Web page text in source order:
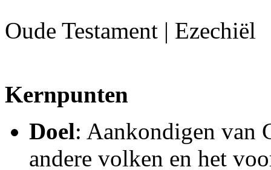
Oude Testament | Ezechiël
Kernpunten
Doel: Aankondigen van
andere volken en het